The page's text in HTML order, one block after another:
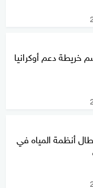
دعم أوكرانيا
أنظمة المياه في